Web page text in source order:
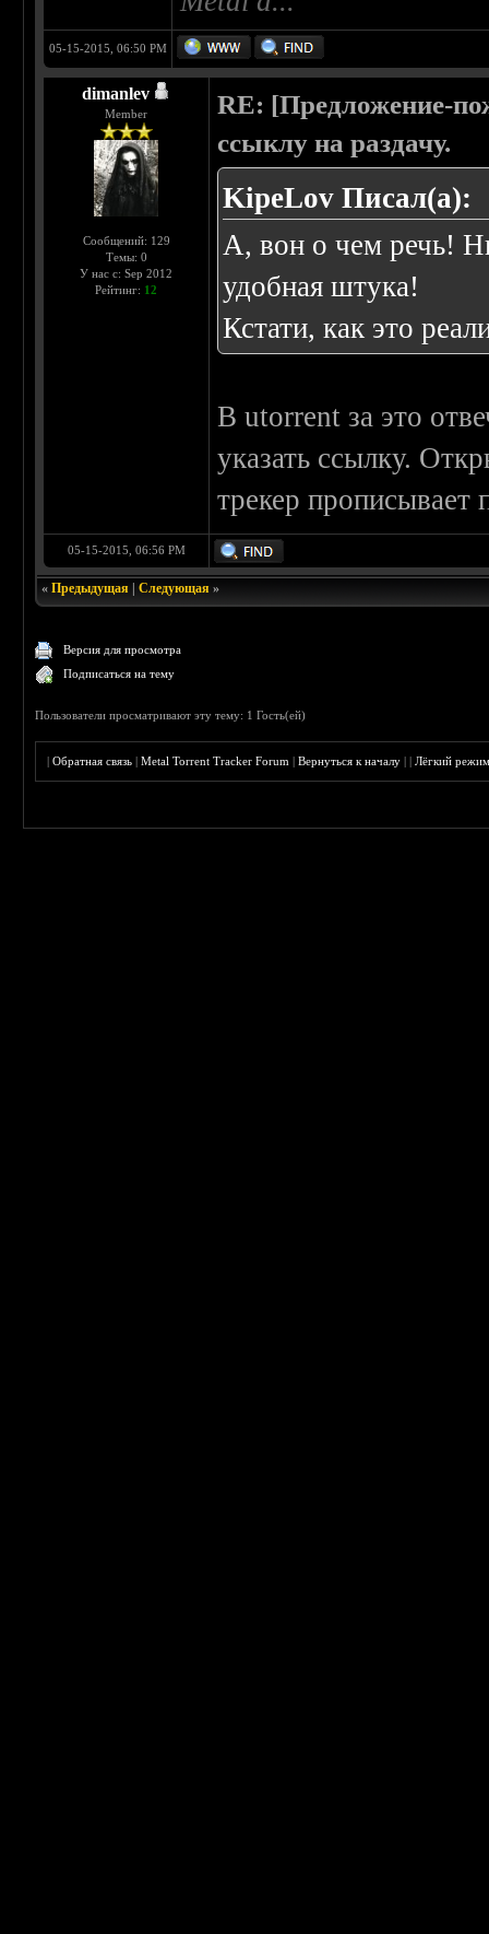
05-15-2015, 06:50 PM
dimanlev
Member
Сообщений: 129
Темы: 0
У нас с: Sep 2012
Рейтинг: 12
RE: [Предложение-
ссыклу на раздачу.
KipeLov Писал(а):
А, вон о чем речь!
удобная штука!
Кстати, как это
В utorrent за это
указать ссылку.
трекер прописывает
05-15-2015, 06:56 PM
«Предыдущая |Следующая »
Версия для просмотра
Подписаться на тему
Пользователи просматривают эту тему: 1 Гость(ей)
|Обратная связь |Metal Torrent Tracker Forum |Вернуться к началу ||Лёгкий